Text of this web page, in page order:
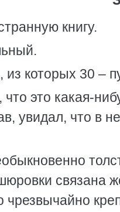
книгу.
из которых 30 –
это какая-
увидал, что в
чрезвычайно